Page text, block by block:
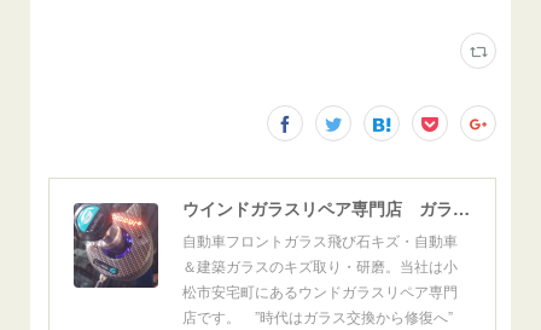
ウインドガラスリペア専門店 ガラスリペア・ヨシダ グラスウェルドジャパン 正規施工店 小松市
自動車フロントガラス飛び石キズ・自動車
＆建築ガラスのキズ取り・研磨。当社は小
松市安宅町にあるウンドガラスリペア専門
店です。 ”時代はガラス交換から修復へ”